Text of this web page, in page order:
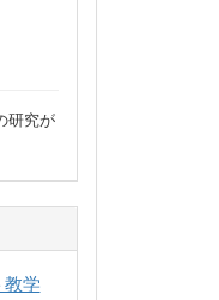
研究が
学